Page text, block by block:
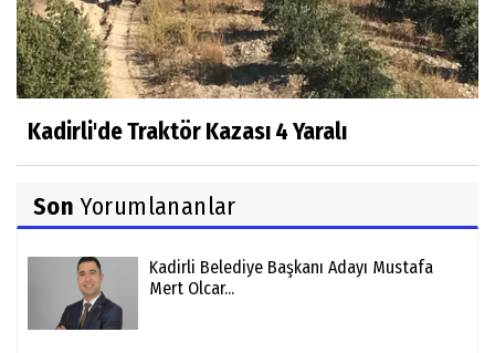
Kadirli'de Traktör Kazası 4 Yaralı
Son Yorumlananlar
Kadirli Belediye Başkanı Adayı Mustafa
Mert Olcar...